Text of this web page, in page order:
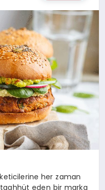
her zaman
eden bir marka